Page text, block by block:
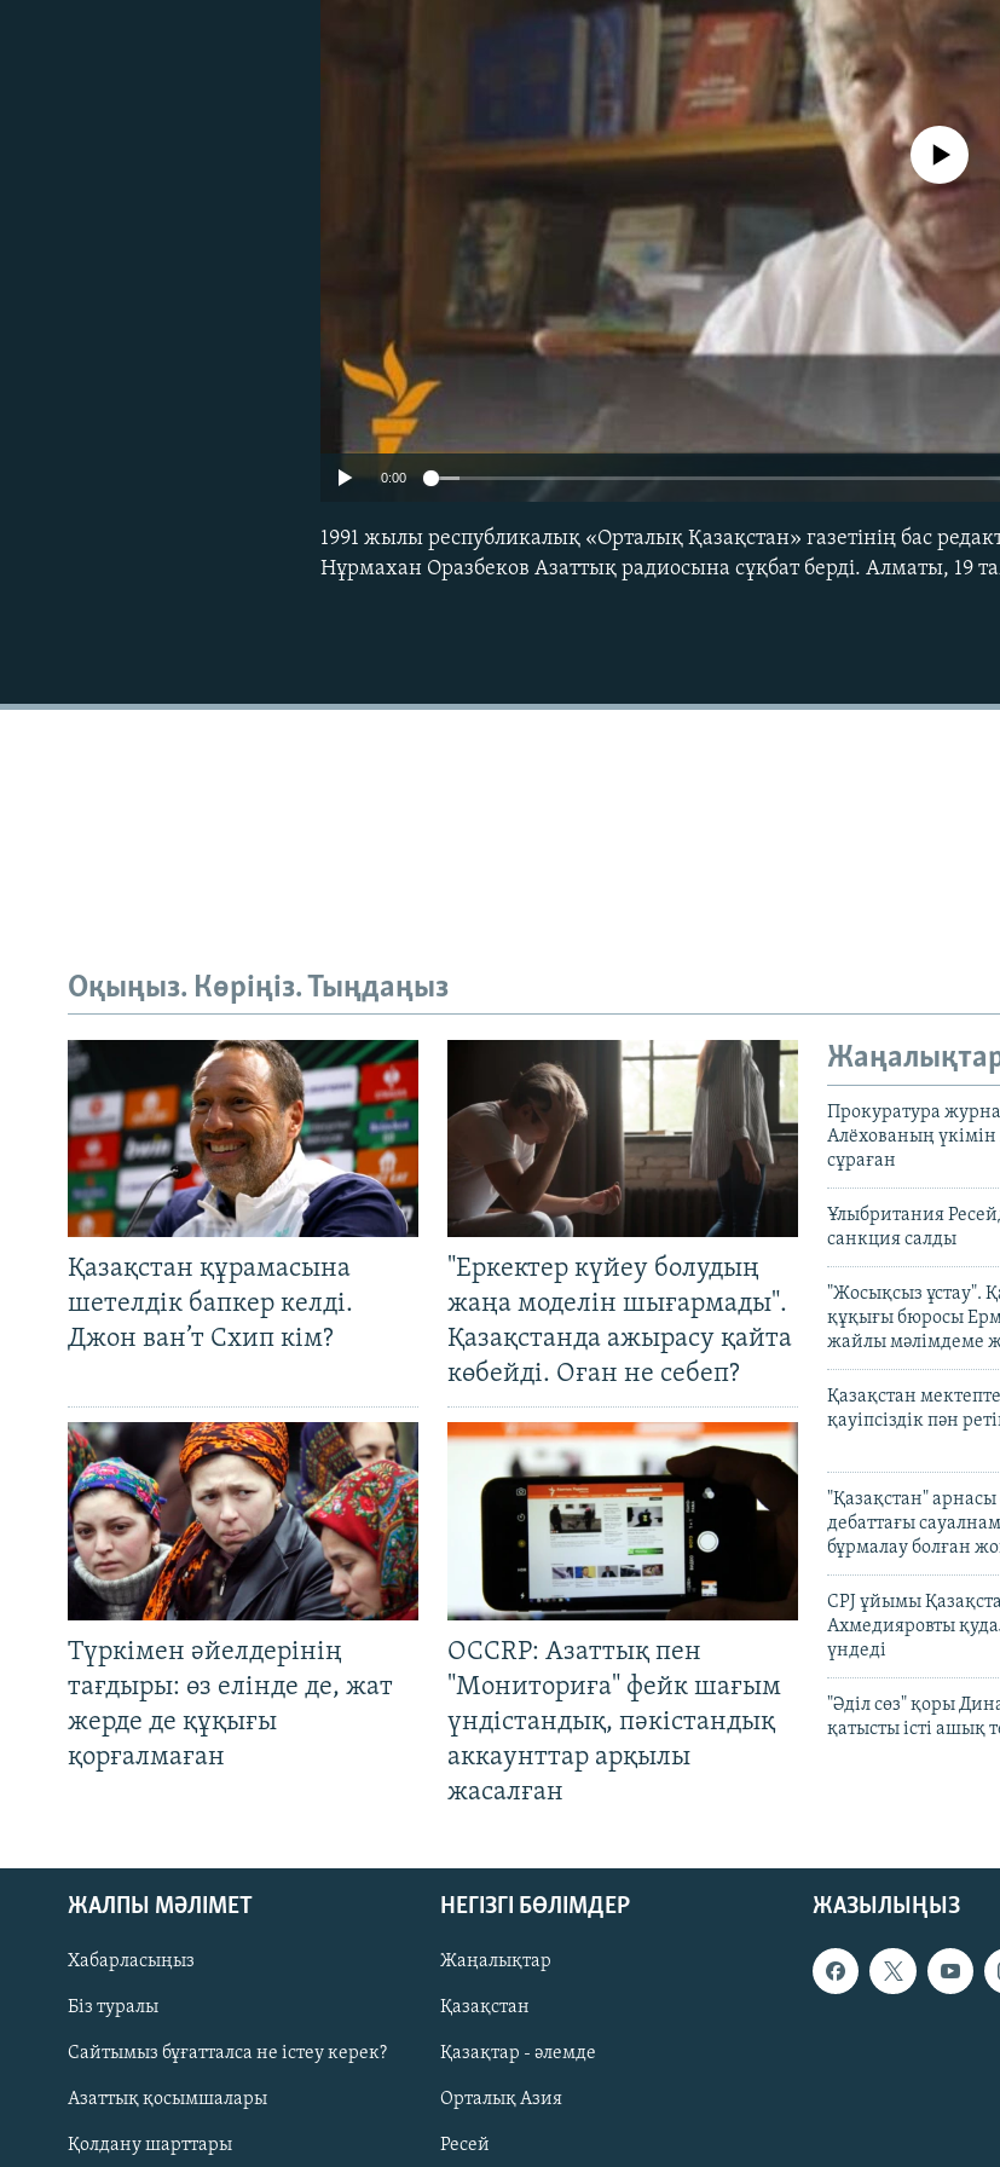
Русский
ЖАЗЫЛЫҢЫЗ
No media source
0:00
1991 жылы республикалық «Орталық Қазақстан» газетінің бас
Нұрмахан Оразбеков Азаттық радиосына сұқбат берді. Алматы, 19
Оқыңыз. Көріңіз. Тыңдаңыз
Қазақстан құрамасына
шетелдік бапкер келді.
Джон ван’т Схип кім?
"Еркектер күйеу болудың
жаңа моделін шығармады".
Қазақстанда ажырасу қайта
көбейді. Оған не себеп?
Түркімен әйелдерінің
тағдыры: өз елінде де, жат
жерде де құқығы
қорғалмаған
OCCRP: Азаттық пен
"Мониториға" фейк шағым
үндістандық, пәкістандық
аккаунттар арқылы
жасалған
Прокуратура
Алёхованың үкімін
сұраған
Ұлыбритания
санкция салды
"Жосықсыз ұстау".
құқығы бюросы
жайлы мәлімдеме
Қазақстан
қауіпсіздік пән
"Қазақстан"
дебаттағы
бұрмалау болған
CPJ ұйымы
Ахмедияровты
үндеді
"Әділ сөз" қоры
қатысты істі ашық
ЖАЗЫЛЫҢЫЗ
ЖАЛПЫ МӘЛІМЕТ
Хабарласыңыз
Біз туралы
Сайтымыз бұғатталса не істеу керек?
Азаттық қосымшалары
Қолдану шарттары
НЕГІЗГІ БӨЛІМДЕР
Жаңалықтар
Қазақстан
Қазақтар - әлемде
Орталық Азия
Ресей